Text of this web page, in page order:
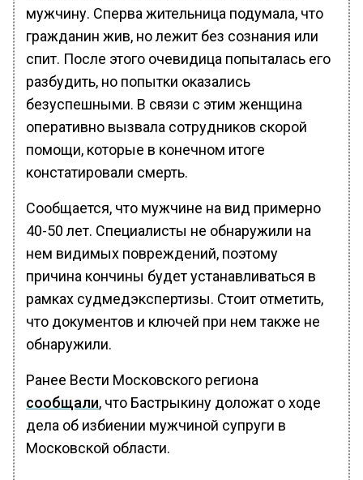
мужчину. Сперва жительница подумала, что
гражданин жив, но лежит без сознания или
спит. После этого очевидица попыталась его
разбудить, но попытки оказались
безуспешными. В связи с этим женщина
оперативно вызвала сотрудников скорой
помощи, которые в конечном итоге
констатировали смерть.
Сообщается, что мужчине на вид примерно
40-50 лет. Специалисты не обнаружили на
нем видимых повреждений, поэтому
причина кончины будет устанавливаться в
рамках судмедэкспертизы. Стоит отметить,
что документов и ключей при нем также не
обнаружили.
Ранее Вести Московского региона
сообщали, что Бастрыкину доложат о ходе
дела об избиении мужчиной супруги в
Московской области.